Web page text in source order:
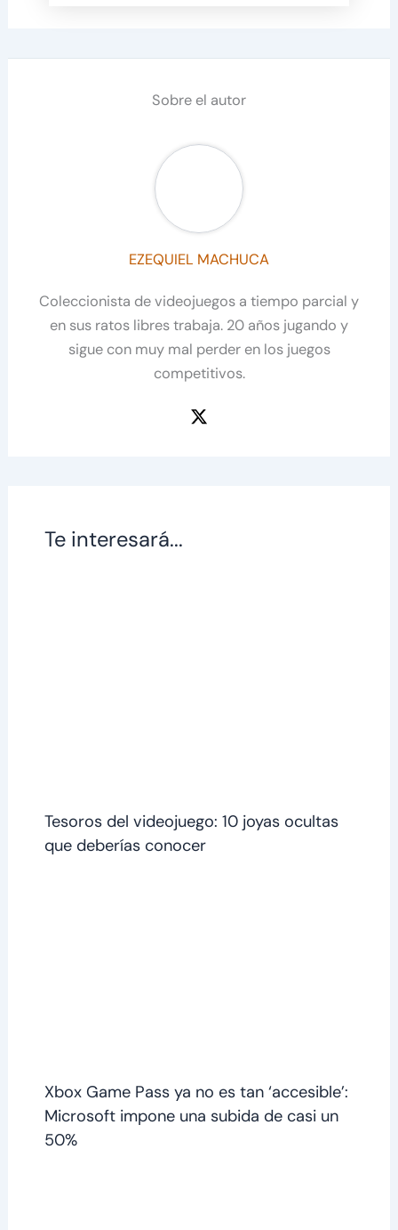
Sobre el autor
EZEQUIEL MACHUCA
Coleccionista de videojuegos a tiempo parcial y
en sus ratos libres trabaja. 20 años jugando y
sigue con muy mal perder en los juegos
competitivos.
Te interesará...
Tesoros del videojuego: 10 joyas ocultas
que deberías conocer
Xbox Game Pass ya no es tan ‘accesible’:
Microsoft impone una subida de casi un
50%